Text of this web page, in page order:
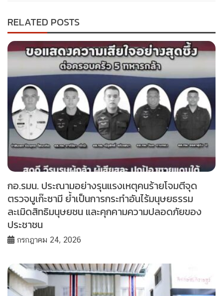
RELATED POSTS
กอ.รมน. ประณามอย่างรุนแรงเหตุคนร้ายโจมตีจุด
ตรวจบูเก๊ะซามี ย้ำเป็นการกระทำอันไร้มนุษยธรรม
ละเมิดสิทธิมนุษยชน และคุกคามความปลอดภัยของ
ประชาชน
กรกฎาคม 24, 2026